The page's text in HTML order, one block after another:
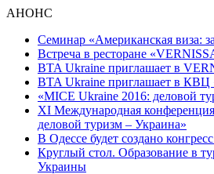
АНОНС
Семинар «Американская виза:
Встреча в ресторане
BTA Ukraine приглашает в
BTA Ukraine приглашает в
«MICE Ukraine 2016: деловой
ХI Международная
деловой туризм – Украина»
В Одессе будет создано
Круглый стол. Образование в
Украины